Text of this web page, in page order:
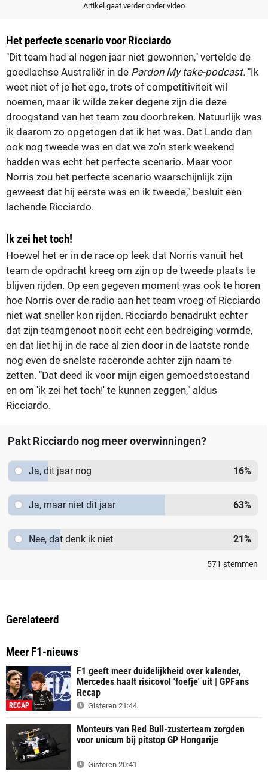
Artikel gaat verder onder video
Het perfecte scenario voor Ricciardo
"Dit team had al negen jaar niet gewonnen," vertelde de
goedlachse Australiër in de Pardon My take-podcast. "Ik
weet niet of je het ego, trots of competitiviteit wil
noemen, maar ik wilde zeker degene zijn die deze
droogstand van het team zou doorbreken. Natuurlijk was
ik daarom zo opgetogen dat ik het was. Dat Lando dan
ook nog tweede was en dat we zo'n sterk weekend
hadden was echt het perfecte scenario. Maar voor
Norris zou het perfecte scenario waarschijnlijk zijn
geweest dat hij eerste was en ik tweede," besluit een
lachende Ricciardo.
Ik zei het toch!
Hoewel het er in de race op leek dat Norris vanuit het
team de opdracht kreeg om zijn op de tweede plaats te
blijven rijden. Op een gegeven moment was ook te horen
hoe Norris over de radio aan het team vroeg of Ricciardo
niet wat sneller kon rijden. Ricciardo benadrukt echter
dat zijn teamgenoot nooit echt een bedreiging vormde,
en dat liet hij in de race al zien door in de laatste ronde
nog even de snelste raceronde achter zijn naam te
zetten. "Dat deed ik voor mijn eigen gemoedstoestand
en om 'ik zei het toch!' te kunnen zeggen," aldus
Ricciardo.
Pakt Ricciardo nog meer overwinningen?
Ja, dit jaar nog 16%
Ja, maar niet dit jaar 63%
Nee, dat denk ik niet 21%
571 stemmen
Gerelateerd
Meer F1-nieuws
RECAP
F1 geeft meer duidelijkheid over kalender,
Mercedes haalt risicovol 'foefje' uit | GPFans
Recap
Gisteren 21:44
Monteurs van Red Bull-zusterteam zorgden
voor unicum bij pitstop GP Hongarije
Gisteren 20:41